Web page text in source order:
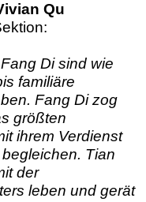
Qu
Di sind wie
familiäre
Fang Di zog
größten
ihrem Verdienst
Tian
der
leben und gerät